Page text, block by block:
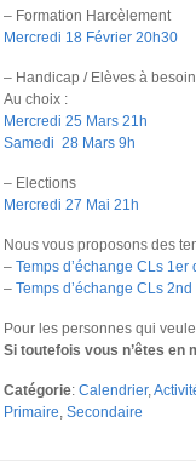
– Formation Harcèlement
Mercredi 18 Février 20h30
– Handicap / Elèves à
Au choix :
Mercredi 25 Mars 21h
Samedi 28 Mars 9h
– Elections
Mercredi 27 Mai 21h
Nous vous proposons des
– Temps d’échange CLs
– Temps d’échange CLs
Pour les personnes qui
Si toutefois vous n’êtes en
Catégorie: Calendrier,
Primaire, Secondaire